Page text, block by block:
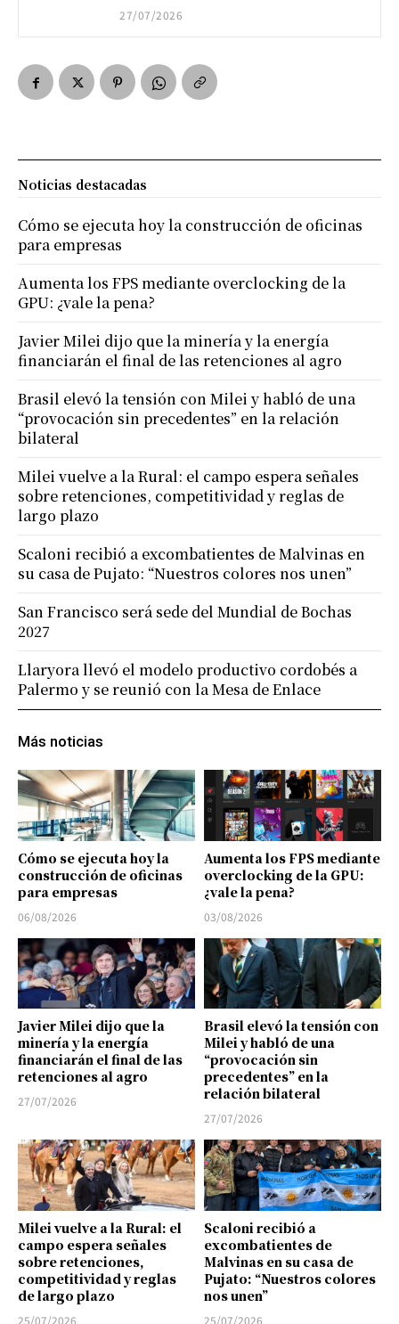
27/07/2026
Más noticias
Cómo se ejecuta hoy la
construcción de oficinas
para empresas
06/08/2026
Aumenta los FPS mediante
overclocking de la GPU:
¿vale la pena?
03/08/2026
Javier Milei dijo que la
minería y la energía
financiarán el final de las
retenciones al agro
27/07/2026
Brasil elevó la tensión con
Milei y habló de una
“provocación sin
precedentes” en la
relación bilateral
27/07/2026
Milei vuelve a la Rural: el
campo espera señales
sobre retenciones,
competitividad y reglas
de largo plazo
25/07/2026
Scaloni recibió a
excombatientes de
Malvinas en su casa de
Pujato: “Nuestros colores
nos unen”
25/07/2026
Noticias destacadas
Cómo se ejecuta hoy la construcción de oficinas
para empresas
Aumenta los FPS mediante overclocking de la
GPU: ¿vale la pena?
Javier Milei dijo que la minería y la energía
financiarán el final de las retenciones al agro
Brasil elevó la tensión con Milei y habló de una
“provocación sin precedentes” en la relación
bilateral
Milei vuelve a la Rural: el campo espera señales
sobre retenciones, competitividad y reglas de
largo plazo
Scaloni recibió a excombatientes de Malvinas en
su casa de Pujato: “Nuestros colores nos unen”
San Francisco será sede del Mundial de Bochas
2027
Llaryora llevó el modelo productivo cordobés a
Palermo y se reunió con la Mesa de Enlace